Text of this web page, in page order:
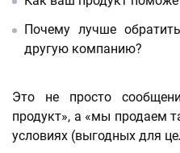
Почему лучше
другую компанию?
Это не просто
продукт», а «мы продаем
условиях (выгодных для